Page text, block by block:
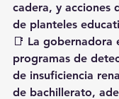
cadera, y acciones
de planteles
📑 La gobernadora
programas de
de insuficiencia
de bachillerato,